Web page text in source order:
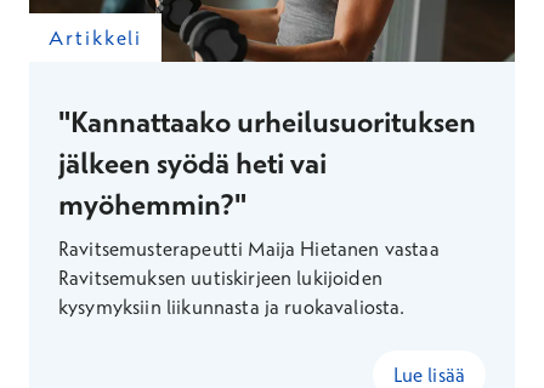
Artikkeli
"Kannattaako urheilusuorituksen
jälkeen syödä heti vai
myöhemmin?"
Ravitsemusterapeutti Maija Hietanen vastaa
Ravitsemuksen uutiskirjeen lukijoiden
kysymyksiin liikunnasta ja ruokavaliosta.
Lue lisää